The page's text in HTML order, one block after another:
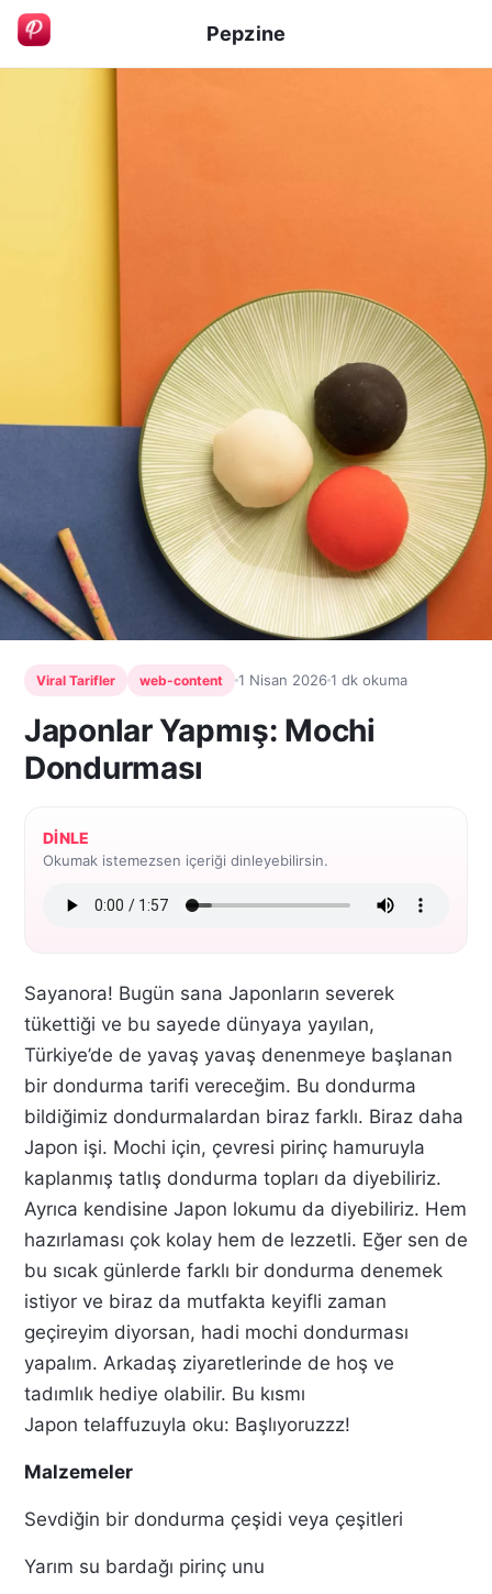
Pepzine
Viral Tarifler web-content 1 Nisan 20261 dk okuma
Japonlar Yapmış: Mochi
Dondurması
DINLE
Okumak istemezsen içeriği dinleyebilirsin.
Sayanora! Bugün sana Japonların severek
tükettiği ve bu sayede dünyaya yayılan,
Türkiye’de de yavaş yavaş denenmeye başlanan
bir dondurma tarifi vereceğim. Bu dondurma
bildiğimiz dondurmalardan biraz farklı. Biraz daha
Japon işi. Mochi için, çevresi pirinç hamuruyla
kaplanmış tatlış dondurma topları da diyebiliriz.
Ayrıca kendisine Japon lokumu da diyebiliriz. Hem
hazırlaması çok kolay hem de lezzetli. Eğer sen de
bu sıcak günlerde farklı bir dondurma denemek
istiyor ve biraz da mutfakta keyifli zaman
geçireyim diyorsan, hadi mochi dondurması
yapalım. Arkadaş ziyaretlerinde de hoş ve
tadımlık hediye olabilir. Bu kısmı
Japon telaffuzuyla oku: Başlıyoruzzz!
Malzemeler
Sevdiğin bir dondurma çeşidi veya çeşitleri
Yarım su bardağı pirinç unu